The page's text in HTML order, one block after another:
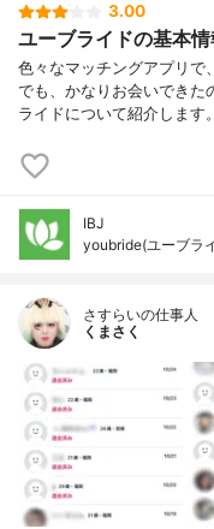
3.00
ユーブライドの基本
色々なマッチングアプリで
でも、かなりお会いできた
ライドについて紹介します
IBJ
youbride(ユーブラ
さすらいの仕事人
くまさく